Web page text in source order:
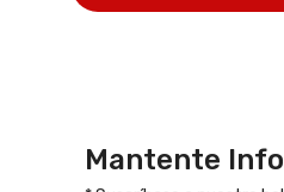
Mantente